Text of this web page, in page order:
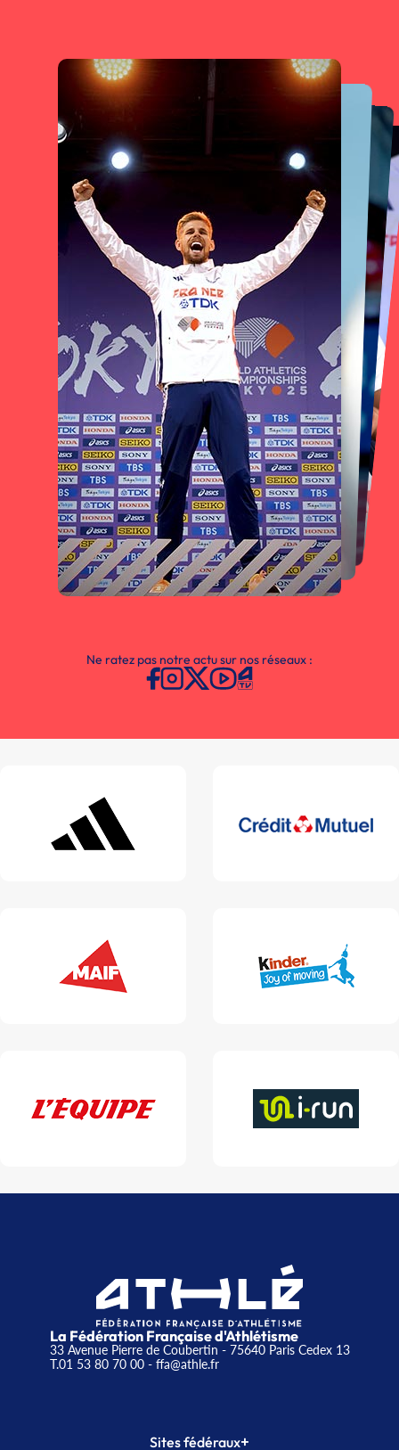
Ne ratez pas notre actu sur nos réseaux :
La Fédération Française d'Athlétisme
33 Avenue Pierre de Coubertin - 75640 Paris Cedex 13
T.01 53 80 70 00- ffa@athle.fr
Sites fédéraux+